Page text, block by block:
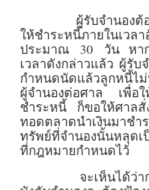
ผู้รับจำนองต้องมี
ให้ชำระหนี้ภายในเ
ประมาณ 30 วัน หาก
เวลาดังกล่าวแล้ว ผู้รั
กำหนดนัดแล้วลูกหนี้ไ
ผู้จำนองต่อศาล เพื่อ
ชำระหนี้ ก็ขอให้ศาลสั่
ทอดตลาดนำเงินมาช
ทรัพย์ที่จำนองนั้นหลุดเ
ที่กฎหมายกำหนดไว้
จะเห็นได้ว่ากฎห